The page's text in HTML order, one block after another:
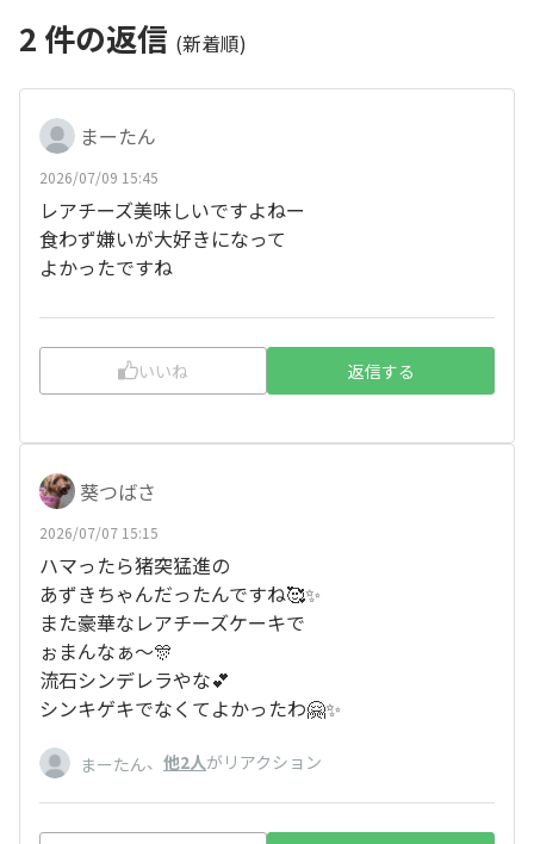
2 件の返信 (新着順)
まーたん
2026/07/09 15:45
レアチーズ美味しいですよねー
食わず嫌いが大好きになって
よかったですね
いいね 返信する
葵つばさ
2026/07/07 15:15
ハマったら猪突猛進の
あずきちゃんだったんですね🥰✨
また豪華なレアチーズケーキで
ぉまんなぁ〜🎊
流石シンデレラやな💕
シンキゲキでなくてよかったわ🤗✨
まーたん、 他2人がリアクション